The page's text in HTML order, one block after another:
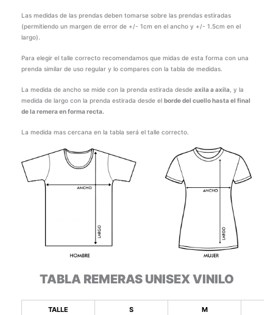
Las medidas de las prendas deben tomarse sobre las prendas estiradas
(permitiendo un margen de error de +/- 1cm en el ancho y +/- 1.5cm en el
largo).
Para elegir el talle correcto recomendamos que midas de esta forma con una
prenda similar de uso regular y lo compares con la tabla de medidas.
La medida de ancho se mide con la prenda estirada desdeaxila a axila , y la
medida de largo con la prenda estirada desde elborde del cuello hasta el final
de la remera en forma recta.
La medida mas cercana en la tabla será el talle correcto.
TABLA REMERAS UNISEX VINILO
TALLE S M